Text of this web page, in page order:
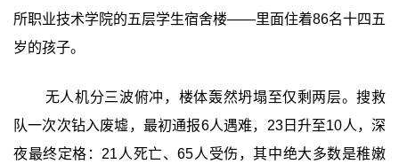
所职业技术学院的五层学生宿舍楼——里面住着86名十四五
岁的孩子。
无人机分三波俯冲，楼体轰然坍塌至仅剩两层。搜救
队一次次钻入废墟，最初通报6人遇难，23日升至10人，深
夜最终定格：21人死亡、65人受伤，其中绝大多数是稚嫩